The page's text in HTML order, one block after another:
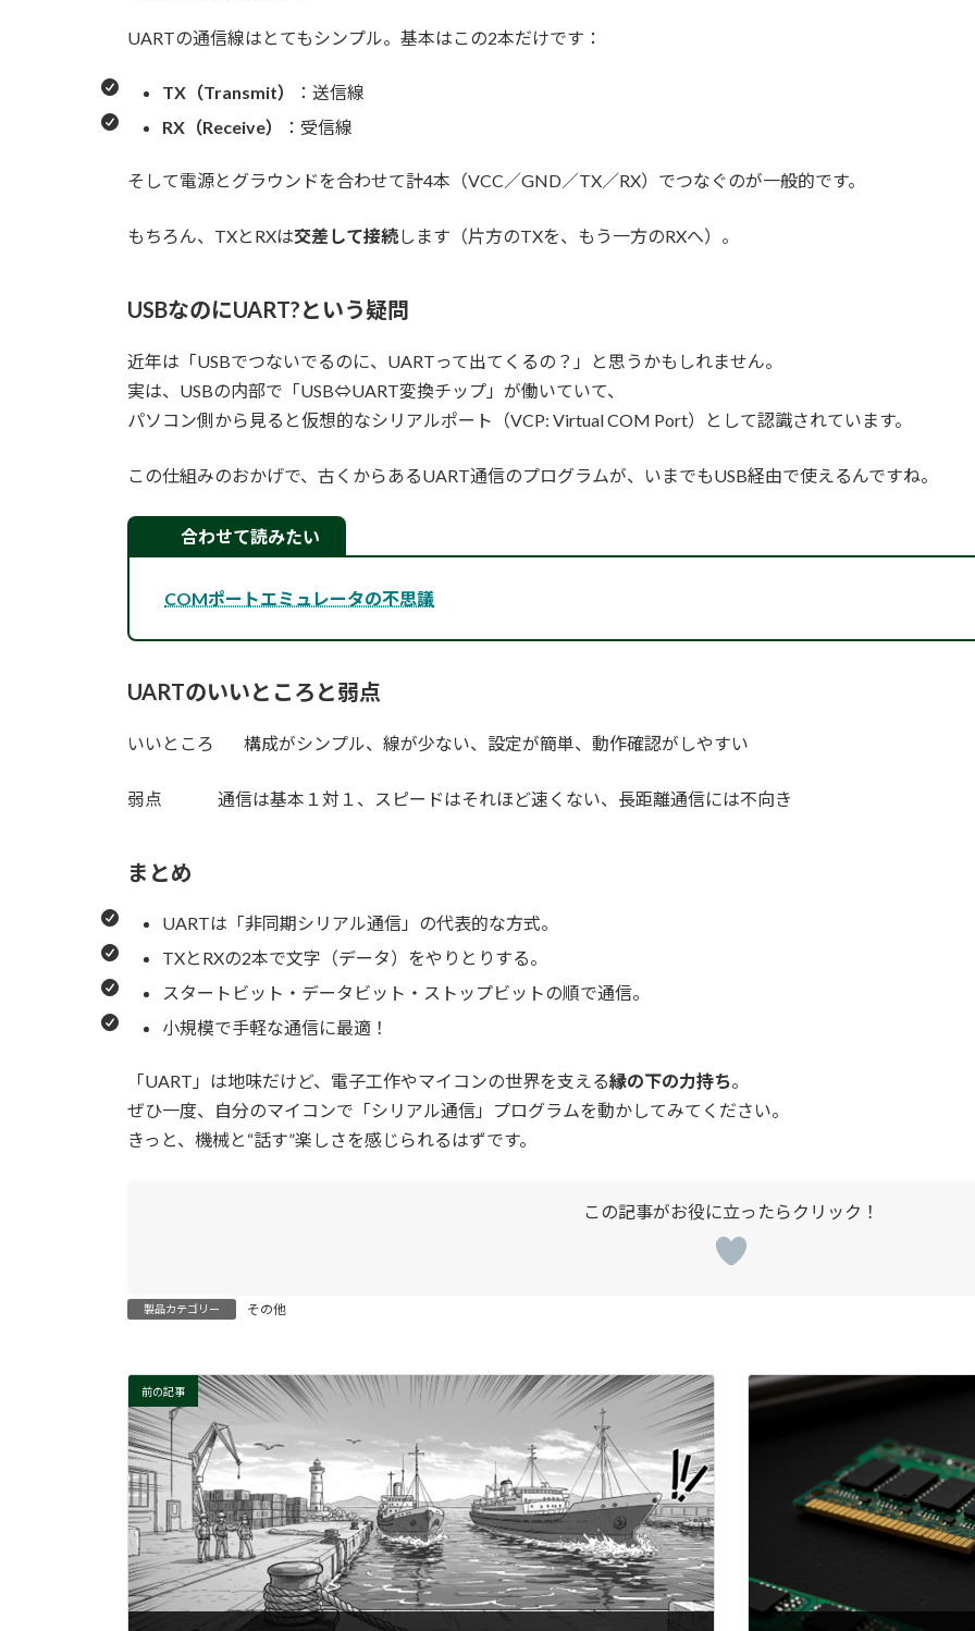
UARTの通信線はとてもシンプル。基本はこの2本だけです：
TX （Transmit）
：送信線
RX （Receive） ：受信線
そして電源とグラウンドを合わせて計4本（VCC／GND／TX／RX）でつなぐのが一般的です。
もちろん、TXとRXは交差して接続します（片方のTXを、もう一方のRXへ）。
USBなのにUART?という疑問
近年は「USBでつないでるのに、UARTって出てくるの？」と思うかもしれません。
実は、USBの内部で「USB⇔UART変換チップ」が働いていて、
パソコン側から見ると仮想的なシリアルポート（VCP: Virtual COM Port）として認識されています。
この仕組みのおかげで、古くからあるUART通信のプログラムが、いまでもUSB経由で使えるんですね。
合わせて読みたい
COMポートエミュレータの不思議
UARTのいいところと弱点
いいところ 構成がシンプル、線が少ない、設定が簡単、動作確認がしやすい
弱点 通信は基本１対１、スピードはそれほど速くない、長距離通信には不向き
まとめ
UARTは「非同期シリアル通信」の代表的な方式。
TXとRXの2本で文字（データ）をやりとりする。
スタートビット・データビット・ストップビットの順で通信。
小規模で手軽な通信に最適！
「UART」は地味だけど、電子工作やマイコンの世界を支える縁の下の力持ち。
ぜひ一度、自分のマイコンで「シリアル通信」プログラムを動かしてみてください。
きっと、機械と“話す”楽しさを感じられるはずです。
製品カテゴリー その他
前の記事